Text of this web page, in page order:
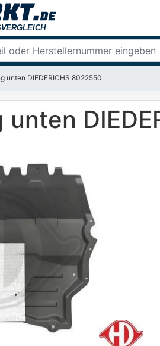
unten DIEDERICHS 8022550